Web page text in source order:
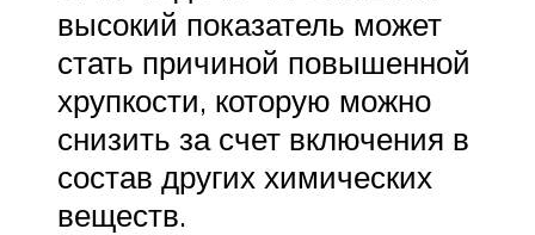
высокий показатель может
стать причиной повышенной
хрупкости, которую можно
снизить за счет включения в
состав других химических
веществ.